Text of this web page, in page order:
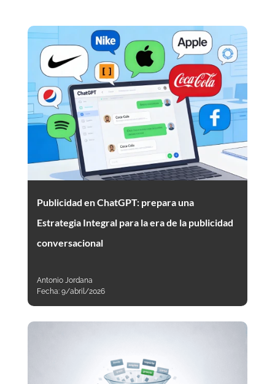
Publicidad en ChatGPT: prepara una
Estrategia Integral para la era de la publicidad
conversacional
Antonio Jordana
Fecha: 9/abril/2026